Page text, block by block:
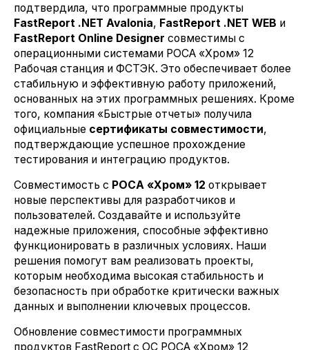
подтвердила, что программные продукты
FastReport .NET Avalonia, FastReport .NET WEB и
FastReport Online Designer совместимы с
операционными системами РОСА «Хром» 12
Рабочая станция и ФСТЭК. Это обеспечивает более
стабильную и эффективную работу приложений,
основанных на этих программных решениях. Кроме
того, компания «Быстрые отчеты» получила
официальные сертификаты совместимости,
подтверждающие успешное прохождение
тестирования и интеграцию продуктов.
Совместимость с РОСА «Хром» 12 открывает
новые перспективы для разработчиков и
пользователей. Создавайте и используйте
надежные приложения, способные эффективно
функционировать в различных условиях. Наши
решения помогут вам реализовать проекты,
которым необходима высокая стабильность и
безопасность при обработке критически важных
данных и выполнении ключевых процессов.
Обновление совместимости программных
продуктов FastReport с ОС РОСА «Хром» 12